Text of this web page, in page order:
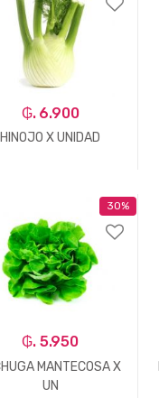
₲. 6.900
HINOJO X UNIDAD
+
30%
₲. 5.950
MANTECOSA X
UN